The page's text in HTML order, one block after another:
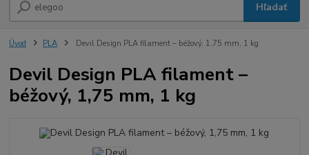
Hľadať
Úvod PLA Devil Design PLA filament – béžový, 1,75 mm, 1 kg
Devil Design PLA filament –
béžový, 1,75 mm, 1 kg